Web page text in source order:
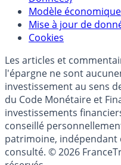
(RGPD - Règlement
Données)
Modèle économique
Cookies
Les articles et
l'épargne ne sont
investissement au sens
du Code Monétaire et
investissements
conseillé